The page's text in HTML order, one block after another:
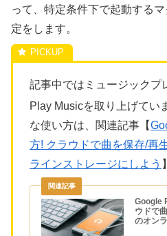
って、特定条件下で起動する
定をします。
記事中ではミュージックプ
Play Musicを取り上げてい
な使い方は、関連記事【
方! クラウドで曲を保存/再
ラインストレージにしよう
Google
ウドで
のオン